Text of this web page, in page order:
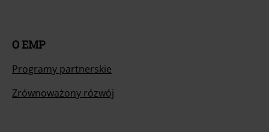
O EMP
Programy partnerskie
Zrównoważony rózwój